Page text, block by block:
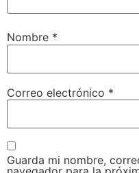
Nombre *
Correo electrónico *
Guarda mi nombre,